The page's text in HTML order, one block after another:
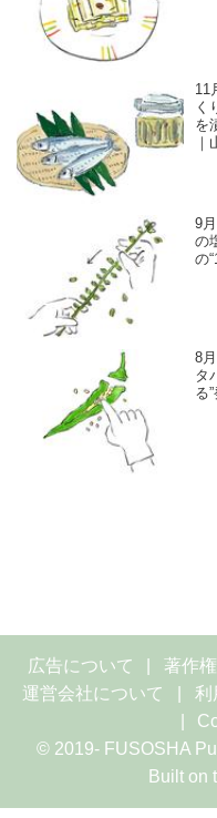
11
く
を
9
の
の
8
タ
る
広告について 著作
運営会社について
利
© 2019- FUSOSHA
Built on